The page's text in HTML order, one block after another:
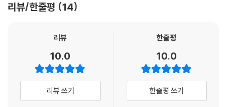
리뷰/한줄평 14
리뷰
10.0
리뷰 쓰기
한줄평
10.0
한줄평 쓰기